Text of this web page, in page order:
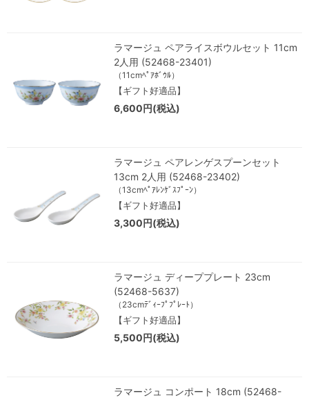
ラマージュ ペアライスボウルセット 11cm
2人用 (52468-23401)
（11cmﾍﾟｱﾎﾞｳﾙ）
【ギフト好適品】
6,600円(税込)
ラマージュ ペアレンゲスプーンセット
13cm 2人用 (52468-23402)
（13cmﾍﾟｱﾚﾝｹﾞｽﾌﾟｰﾝ）
【ギフト好適品】
3,300円(税込)
ラマージュ ディーププレート 23cm
(52468-5637)
（23cmﾃﾞｨｰﾌﾟﾌﾟﾚｰﾄ）
【ギフト好適品】
5,500円(税込)
ラマージュ コンポート 18cm (52468-